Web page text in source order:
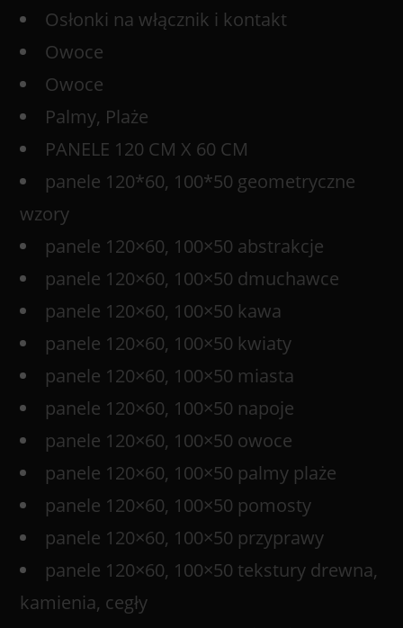
Osłonki na włącznik i kontakt
Owoce
Owoce
Palmy, Plaże
PANELE 120 CM X 60 CM
panele 120*60, 100*50 geometryczne
wzory
panele 120×60, 100×50 abstrakcje
panele 120×60, 100×50 dmuchawce
panele 120×60, 100×50 kawa
panele 120×60, 100×50 kwiaty
panele 120×60, 100×50 miasta
panele 120×60, 100×50 napoje
panele 120×60, 100×50 owoce
panele 120×60, 100×50 palmy plaże
panele 120×60, 100×50 pomosty
panele 120×60, 100×50 przyprawy
panele 120×60, 100×50 tekstury drewna,
kamienia, cegły